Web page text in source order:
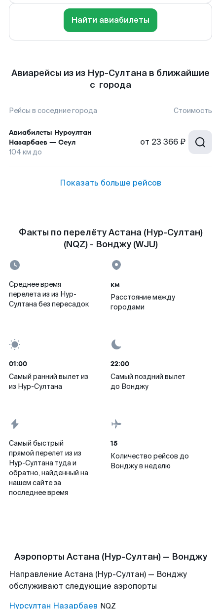
Найти авиабилеты
Авиарейсы из из Нур-Султана в ближайшие
с города
Рейсы в соседние города Стоимость
Авиабилеты Нурсултан
Назарбаев — Сеул
104 км до
от 23 366 ₽
Показать больше рейсов
Факты по перелёту Астана (Нур-Султан)
(NQZ) - Вонджу (WJU)
Среднее время
перелета из из Нур-
Султана без пересадок
км
Расстояние между
городами
01:00
Самый ранний вылет из
из Нур-Султана
22:00
Самый поздний вылет
до Вонджу
Самый быстрый
прямой перелет из из
Нур-Султана туда и
обратно, найденный на
нашем сайте за
последнее время
15
Количество рейсов до
Вонджу в неделю
Аэропорты Астана (Нур-Султан) — Вонджу
Направление Астана (Нур-Султан) — Вонджу
обслуживают следующие аэропорты
Нурсултан Назарбаев NQZ